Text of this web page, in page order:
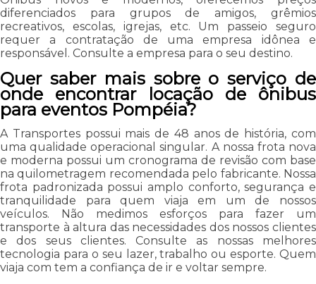
diferenciados para grupos de amigos, grêmios
recreativos, escolas, igrejas, etc. Um passeio seguro
requer a contratação de uma empresa idônea e
responsável. Consulte a empresa para o seu destino.
Quer saber mais sobre o serviço de
onde encontrar locação de ônibus
para eventos Pompéia?
A Transportes possui mais de 48 anos de história, com
uma qualidade operacional singular. A nossa frota nova
e moderna possui um cronograma de revisão com base
na quilometragem recomendada pelo fabricante. Nossa
frota padronizada possui amplo conforto, segurança e
tranquilidade para quem viaja em um de nossos
veículos. Não medimos esforços para fazer um
transporte à altura das necessidades dos nossos clientes
e dos seus clientes. Consulte as nossas melhores
tecnologia para o seu lazer, trabalho ou esporte. Quem
viaja com tem a confiança de ir e voltar sempre.